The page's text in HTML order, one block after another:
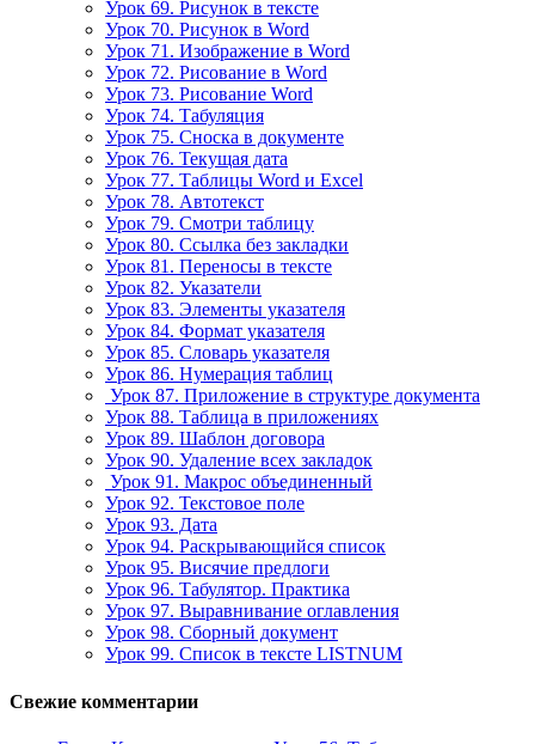
Урок 69. Рисунок в тексте
Урок 70. Рисунок в Word
Урок 71. Изображение в Word
Урок 72. Рисование в Word
Урок 73. Рисование Word
Урок 74. Табуляция
Урок 75. Сноска в документе
Урок 76. Текущая дата
Урок 77. Таблицы Word и Excel
Урок 78. Автотекст
Урок 79. Смотри таблицу
Урок 80. Ссылка без закладки
Урок 81. Переносы в тексте
Урок 82. Указатели
Урок 83. Элементы указателя
Урок 84. Формат указателя
Урок 85. Словарь указателя
Урок 86. Нумерация таблиц
Урок 87. Приложение в структуре документа
Урок 88. Таблица в приложениях
Урок 89. Шаблон договора
Урок 90. Удаление всех закладок
Урок 91. Макрос объединенный
Урок 92. Текстовое поле
Урок 93. Дата
Урок 94. Раскрывающийся список
Урок 95. Висячие предлоги
Урок 96. Табулятор. Практика
Урок 97. Выравнивание оглавления
Урок 98. Сборный документ
Урок 99. Список в тексте LISTNUM
Свежие комментарии